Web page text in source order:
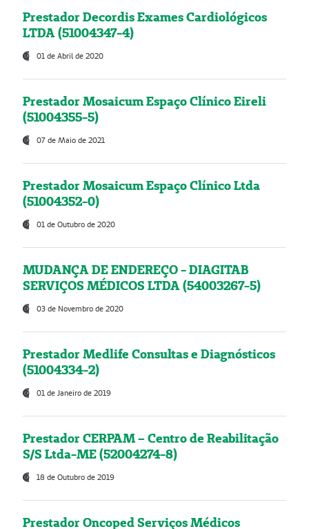
Prestador Decordis Exames Cardiológicos
LTDA (51004347-4)
01 de Abril de 2020
Prestador Mosaicum Espaço Clínico Eireli
(51004355-5)
07 de Maio de 2021
Prestador Mosaicum Espaço Clínico Ltda
(51004352-0)
01 de Outubro de 2020
MUDANÇA DE ENDEREÇO - DIAGITAB
SERVIÇOS MÉDICOS LTDA (54003267-5)
03 de Novembro de 2020
Prestador Medlife Consultas e Diagnósticos
(51004334-2)
01 de Janeiro de 2019
Prestador CERPAM – Centro de Reabilitação
S/S Ltda-ME (52004274-8)
18 de Outubro de 2019
Prestador Oncoped Serviços Médicos